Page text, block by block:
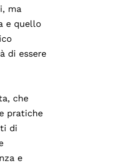
ma
e quello
di essere
che
pratiche
di
e